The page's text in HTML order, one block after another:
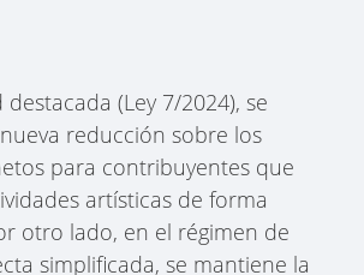
(Ley 7/2024), se
reducción sobre los
para contribuyentes que
artísticas de forma
otro lado, en el régimen de
simplificada, se mantiene la